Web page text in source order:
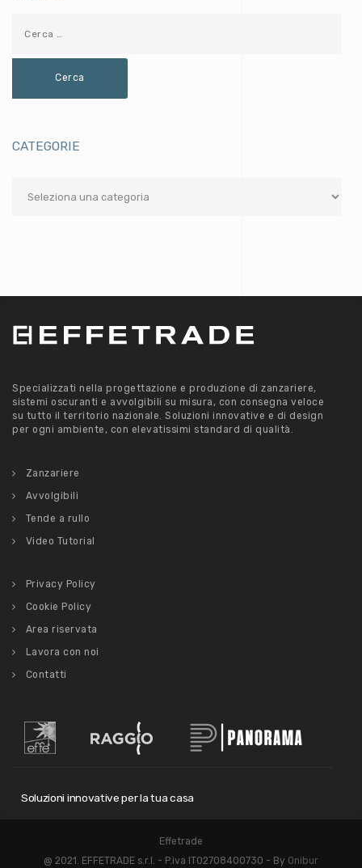
CATEGORIE
Specializzati nella progettazione e produzione di zanzariere,
sistemi oscuranti e avvolgibili su misura, con consegna veloce
su tutto il territorio nazionale. Soluzioni innovative e di design
per ogni ambiente, con elevatissimi standard di qualità.
Zanzariere
Avvolgibili
Tende a rullo
Video Tutorial
Privacy Policy
Cookie Policy
Area riservata
Lavora con noi
Contatti
Soluzioni innovative per la tua casa
Effetrade
@ 2021. EFFETRADE s.r.l. - P.iva IT02708400730 - By Onibur